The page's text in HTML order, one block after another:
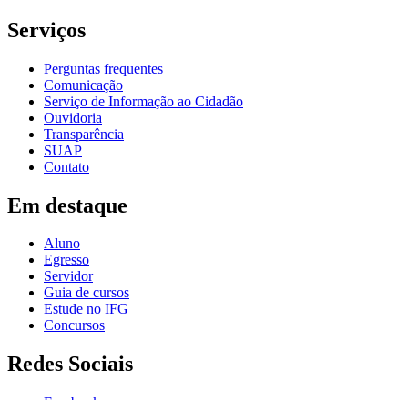
Serviços
Perguntas frequentes
Comunicação
Serviço de Informação ao Cidadão
Ouvidoria
Transparência
SUAP
Contato
Em destaque
Aluno
Egresso
Servidor
Guia de cursos
Estude no IFG
Concursos
Redes Sociais